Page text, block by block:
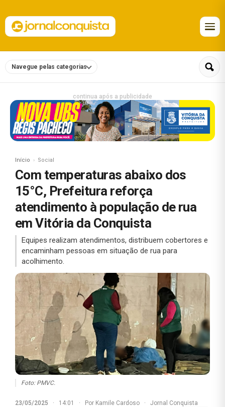
Navegue pelas categorias
continua após a publicidade
Início Social
Com temperaturas abaixo dos
15°C, Prefeitura reforça
atendimento à população de rua
em Vitória da Conquista
Equipes realizam atendimentos, distribuem cobertores e
encaminham pessoas em situação de rua para
acolhimento.
Foto: PMVC.
23/05/2025 · 14:01 · Por Kamile Cardoso · Jornal Conquista